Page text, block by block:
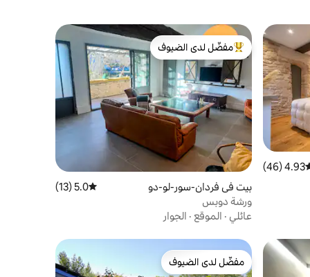
التقييم 4.93 من 5، 46 مراجعات
4.93 (46)
من أبرز البيوت المفضّلة لدى الضيوف
مفضّل لدى الضيوف
بيت في فردان-سور-لو-دو متوسط التقييم 5.0 من 5، 13 مراجعات
5.0 (13)
ورشة دوبس
عائلي · الموقع · الجوار
مفضّل لدى الضيوف
مفضّل لدى الضيوف